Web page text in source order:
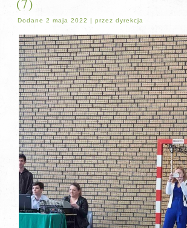
Dodane 2 maja 2022 |przez dyrekcja